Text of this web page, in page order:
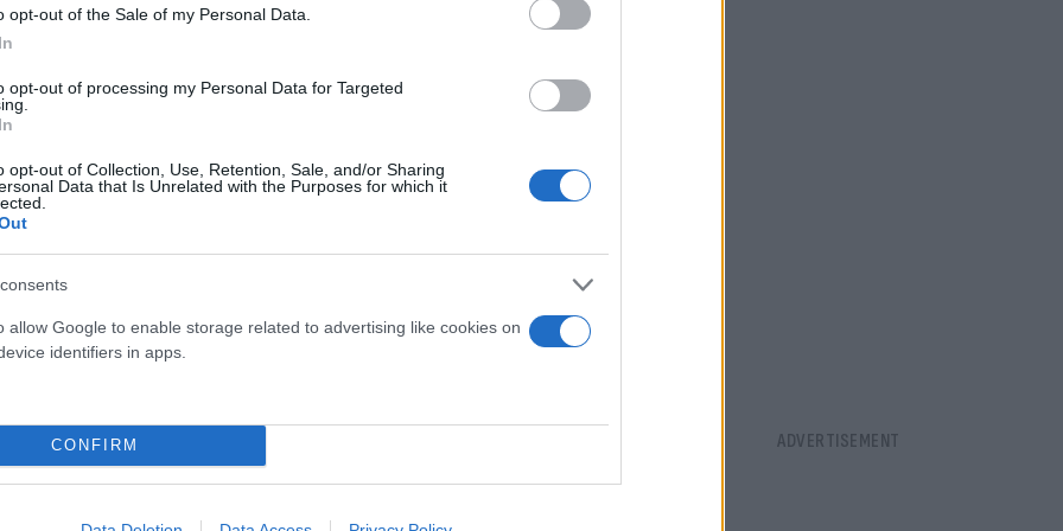
opt-out of the Sale of my Personal Data.
opt-out of processing my Personal Data for Targeted
opt-out of Collection, Use, Retention, Sale, and/or Sharing
Data that Is Unrelated with the Purposes for which it
allow Google to enable storage related to advertising like cookies on
identifiers in apps.
CONFIRM
νίκη
τετ-α-τετ με τον Στρακόσα, έπειτα από λάθος πάσα του
στην μεγαλύτερη ευκαιρία της Ίντερ Εσκάλδες στο
κόρνερ του Νίκλας Ελίασον, ο Καμερουνέζος στόπερ, ο
έβαλε την μπάλα στα δίχτυα της ομάδας του. Βέβαια, ο